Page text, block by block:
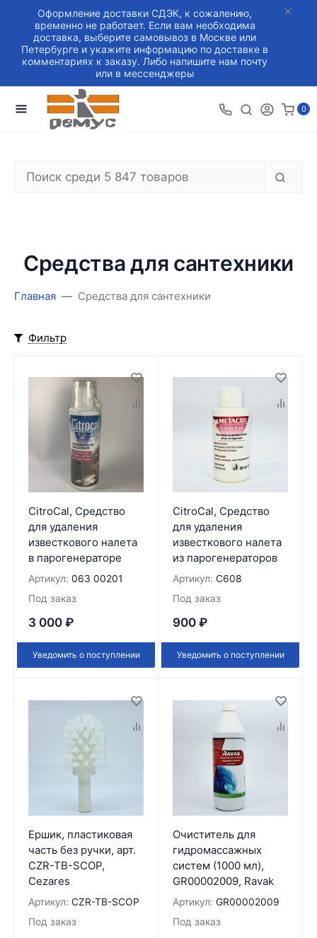
Оформление доставки СДЭК, к сожалению,
временно не работает. Если вам необходима
доставка, выберите самовывоз в Москве или
Петербурге и укажите информацию по доставке в
комментариях к заказу. Либо напишите нам почту
или в мессенджеры
0
Средства для сантехники
Главная Средства для сантехники
Фильтр
CitroCal, Средство
для удаления
известкового налета
в парогенераторе
Артикул: 063 00201
Под заказ
3 000 ₽
Уведомить о поступлении
CitroCal, Средство
для удаления
известкового налета
из парогенераторов
Артикул: С608
Под заказ
900 ₽
Уведомить о поступлении
Ершик, пластиковая
часть без ручки, арт.
CZR-TB-SCOP,
Cezares
Артикул: CZR-TB-SCOP
Под заказ
Очиститель для
гидромассажных
систем (1000 мл),
GR00002009, Ravak
Артикул: GR00002009
Под заказ